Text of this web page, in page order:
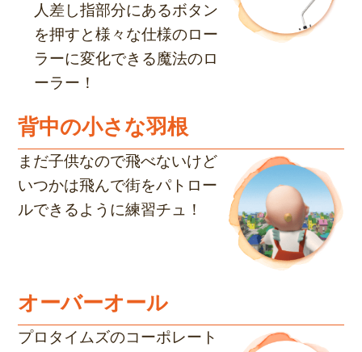
人差し指部分にあるボタン
を押すと様々な仕様のロー
ラーに変化できる魔法のロ
ーラー！
背中の小さな羽根
まだ子供なので飛べないけど
いつかは飛んで街をパトロー
ルできるように練習チュ！
オーバーオール
プロタイムズのコーポレート